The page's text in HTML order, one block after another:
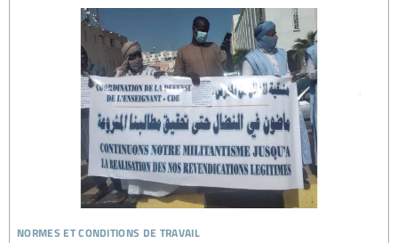
normes et conditions de travail